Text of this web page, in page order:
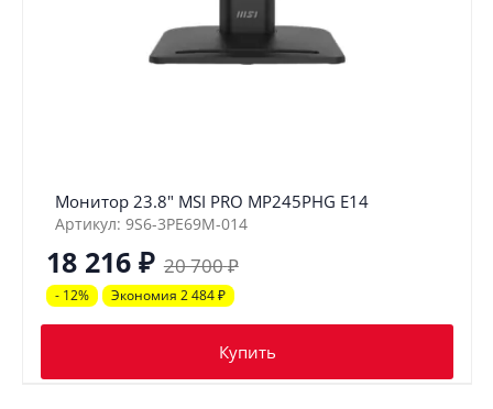
Монитор 23.8" MSI PRO MP245PHG E14
Артикул: 9S6-3PE69M-014
18 216 ₽ 20 700₽
- 12% Экономия 2 484₽
Купить